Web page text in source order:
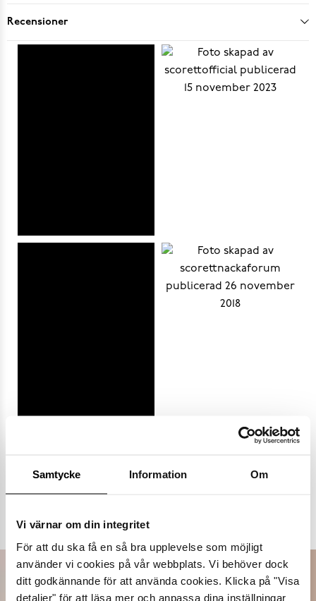
Samtycke Information Om
Vi värnar om din integritet
För att du ska få en så bra upplevelse som möjligt
använder vi cookies på vår webbplats. Vi behöver dock
ditt godkännande för att använda cookies. Klicka på "Visa
detaljer" för att läsa mer och anpassa dina inställningar
Recensioner
Populära varumärken
Dasia K.Cobler